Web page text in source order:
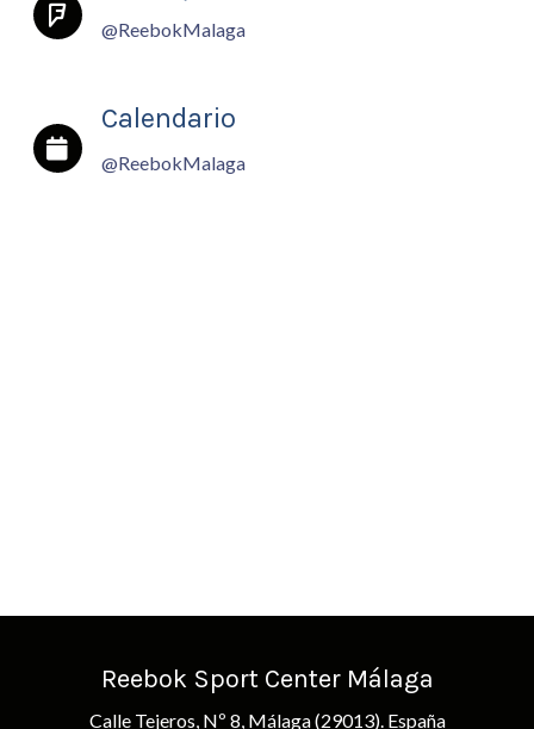
@ReebokMalaga
Calendario
@ReebokMalaga
Reebok Sport Center Málaga
Calle Tejeros, Nº 8, Málaga (29013). España